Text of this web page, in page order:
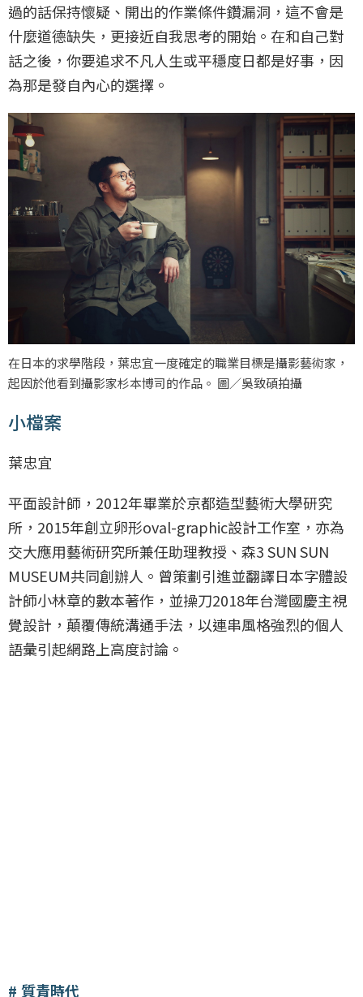
過的話保持懷疑、開出的作業條件鑽漏洞，這不會是
什麼道德缺失，更接近自我思考的開始。在和自己對
話之後，你要追求不凡人生或平穩度日都是好事，因
為那是發自內心的選擇。
在日本的求學階段，葉忠宜一度確定的職業目標是攝影藝術家，
起因於他看到攝影家杉本博司的作品。 圖／吳致碩拍攝
小檔案
葉忠宜
平面設計師，2012年畢業於京都造型藝術大學研究
所，2015年創立卵形oval-graphic設計工作室，亦為
交大應用藝術研究所兼任助理教授、森3 SUN SUN
MUSEUM共同創辦人。曾策劃引進並翻譯日本字體設
計師小林章的數本著作，並操刀2018年台灣國慶主視
覺設計，顛覆傳統溝通手法，以連串風格強烈的個人
語彙引起網路上高度討論。
質青時代